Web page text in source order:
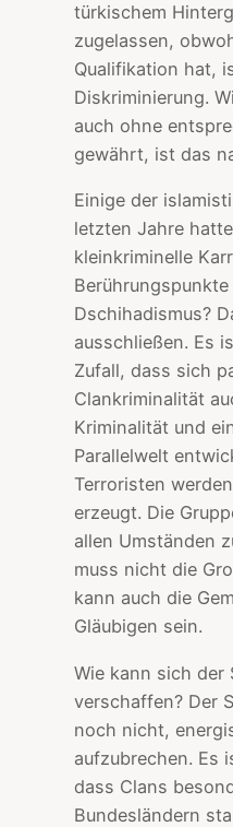
türkischem
zugelassen,
Qualifikation hat,
Diskriminierung.
auch ohne
gewährt, ist das
Einige der
letzten Jahre
kleinkriminelle
Dschihadismus?
ausschließen. Es
Zufall, dass sich
Clankriminalität
Kriminalität und
Parallelwelt
Terroristen
erzeugt. Die
allen Umständen
muss nicht die
kann auch die
Gläubigen sein.
Wie kann sich der
verschaffen? Der
noch nicht,
aufzubrechen. Es
dass Clans
Bundesländern